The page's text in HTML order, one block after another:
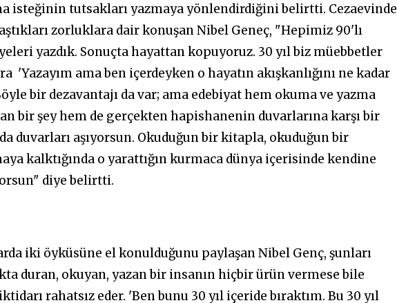
isteğinin tutsakları yazmaya yönlendirdiğini belirtti. Cezaevinde
zorluklara dair konuşan Nibel Geneç, "Hepimiz 90'lı
yazdık. Sonuçta hayattan kopuyoruz. 30 yıl biz müebbetler
'Yazayım ama ben içerdeyken o hayatın akışkanlığını ne kadar
bir dezavantajı da var; ama edebiyat hem okuma ve yazma
bir şey hem de gerçekten hapishanenin duvarlarına karşı bir
duvarları aşıyorsun. Okuduğun bir kitapla, okuduğun bir
kalktığında o yarattığın kurmaca dünya içerisinde kendine
diye belirtti.
iki öyküsüne el konulduğunu paylaşan Nibel Genç, şunları
duran, okuyan, yazan bir insanın hiçbir ürün vermese bile
rahatsız eder. 'Ben bunu 30 yıl içeride bıraktım. Bu 30 yıl